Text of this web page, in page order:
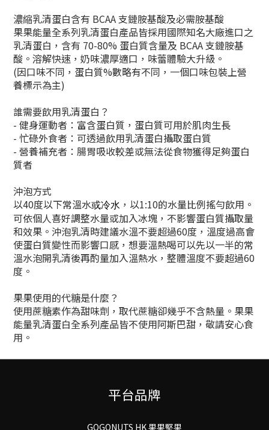
濃縮乳清蛋白含有 BCAA 支鏈胺基酸及必需胺基酸
果果能量全系列乳清蛋白產品皆採用國際知名大廠進口之
乳清蛋白，含有 70-80% 蛋白質含量及 BCAA 支鏈胺基
酸。溶解快速，奶味濃厚適口，味蕾體驗大升級。
(因口味不同，蛋白質%數略有不同，一個口味包裝上營
養標示為主)
誰需要飲用乳清蛋白？
- 健身運動者：富含蛋白質，蛋白質可用於肌肉生長
- 忙碌外食者：可透過飲用乳清蛋白攝取蛋白質
- 營養補充者：腸胃吸收較差或無法從食物獲得足夠蛋白
質者
沖泡方式
以40度以下常溫水或冷水 ，以1:10的水量比例搖勻飲用。
可依個人喜好調整水量或加入冰塊，不影響蛋白質攝取量
和效果。沖泡乳清時建議水溫不要超過60度，溫度過高會
使蛋白質變性而影響口感，想要溫熱喝可以先以一半的常
溫水泡開乳清後再酌量加入溫熱水，整體溫度不要超過60
度。
果果使用的代糖是什麼？
使用蔗糖素作為甜味劑，取代蔗糖卻幾乎不含熱量。果果
能量乳清蛋白全系列產品皆不使用阿斯巴甜，敬請安心食
用。
平台品牌
GOGONUTS HK 果果堅果